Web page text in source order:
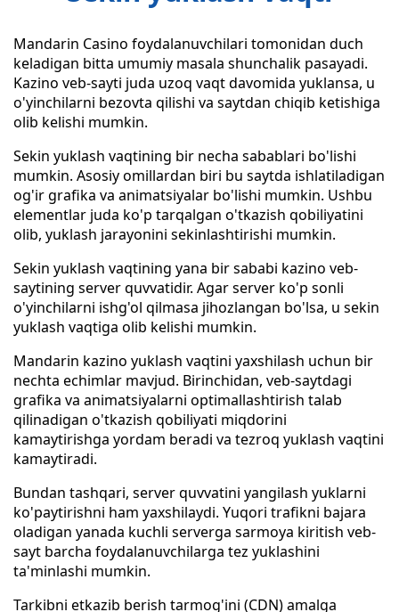
Mandarin Casino foydalanuvchilari tomonidan duch
keladigan bitta umumiy masala shunchalik pasayadi.
Kazino veb-sayti juda uzoq vaqt davomida yuklansa, u
o'yinchilarni bezovta qilishi va saytdan chiqib ketishiga
olib kelishi mumkin.
Sekin yuklash vaqtining bir necha sabablari bo'lishi
mumkin. Asosiy omillardan biri bu saytda ishlatiladigan
og'ir grafika va animatsiyalar bo'lishi mumkin. Ushbu
elementlar juda ko'p tarqalgan o'tkazish qobiliyatini
olib, yuklash jarayonini sekinlashtirishi mumkin.
Sekin yuklash vaqtining yana bir sababi kazino veb-
saytining server quvvatidir. Agar server ko'p sonli
o'yinchilarni ishg'ol qilmasa jihozlangan bo'lsa, u sekin
yuklash vaqtiga olib kelishi mumkin.
Mandarin kazino yuklash vaqtini yaxshilash uchun bir
nechta echimlar mavjud. Birinchidan, veb-saytdagi
grafika va animatsiyalarni optimallashtirish talab
qilinadigan o'tkazish qobiliyati miqdorini
kamaytirishga yordam beradi va tezroq yuklash vaqtini
kamaytiradi.
Bundan tashqari, server quvvatini yangilash yuklarni
ko'paytirishni ham yaxshilaydi. Yuqori trafikni bajara
oladigan yanada kuchli serverga sarmoya kiritish veb-
sayt barcha foydalanuvchilarga tez yuklashini
ta'minlashi mumkin.
Tarkibni etkazib berish tarmog'ini (CDN) amalga